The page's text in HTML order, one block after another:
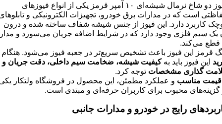
فیوز دو شاخ نرمال شیشه‌ای ۱۰ آمپر قرمز یکی از انواع فیوزهای
است که در مدارات برق خودرو، تجهیزات الکترونیکی و
کاربرد دارد. این فیوز از جنس شیشه شفاف ساخته شده و درون
یک سیم فلزی وجود دارد که در شرایط اضافه جریان می‌سوزد و مدار
قطع می‌کند.
قرمز این فیوز باعث تشخیص سریع‌تر در جعبه فیوز می‌شود. هنگام
این فیوز باید بهکیفیت شیشه، ضخامت سیم داخلی، دقت جریان و
گذاری مشخصات توجه کرد.
قیمت مناسب و عملکرد مطمئن، این محصول در فروشگاه ولتکار
گزینه‌های محبوب برای کاربران حرفه‌ای و مبتدی است.
رایج در خودرو و مدارات جانبی